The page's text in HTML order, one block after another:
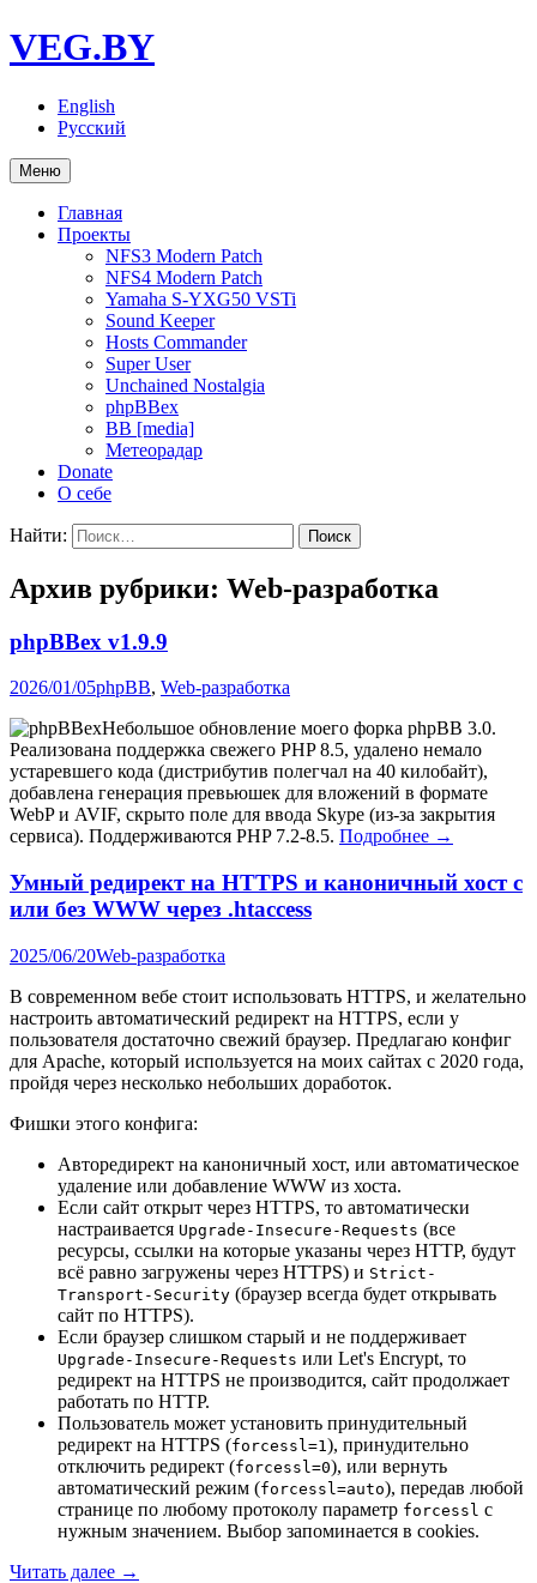
VEG.BY
English
Русский
Меню
Главная
Проекты
NFS3 Modern Patch
NFS4 Modern Patch
Yamaha S-YXG50 VSTi
Sound Keeper
Hosts Commander
Super User
Unchained Nostalgia
phpBBex
BB [media]
Метеорадар
Donate
О себе
Найти:
Архив рубрики: Web-разработка
phpBBex v1.9.9
2026/01/05phpBB, Web-разработка
Небольшое обновление моего форка phpBB 3.0.
Реализована поддержка свежего PHP 8.5, удалено немало
устаревшего кода (дистрибутив полегчал на 40 килобайт),
добавлена генерация превьюшек для вложений в формате
WebP и AVIF, скрыто поле для ввода Skype (из-за закрытия
сервиса). Поддерживаются PHP 7.2-8.5. Подробнее →
Умный редирект на HTTPS и каноничный хост с
или без WWW через .htaccess
2025/06/20Web-разработка
В современном вебе стоит использовать HTTPS, и желательно
настроить автоматический редирект на HTTPS, если у
пользователя достаточно свежий браузер. Предлагаю конфиг
для Apache, который используется на моих сайтах с 2020 года,
пройдя через несколько небольших доработок.
Фишки этого конфига:
Авторедирект на каноничный хост, или автоматическое
удаление или добавление WWW из хоста.
Если сайт открыт через HTTPS, то автоматически
настраивается Upgrade-Insecure-Requests (все
ресурсы, ссылки на которые указаны через HTTP, будут
всё равно загружены через HTTPS) и Strict-
Transport-Security (браузер всегда будет открывать
сайт по HTTPS).
Если браузер слишком старый и не поддерживает
Upgrade-Insecure-Requests или Let's Encrypt, то
редирект на HTTPS не производится, сайт продолжает
работать по HTTP.
Пользователь может установить принудительный
редирект на HTTPS (forcessl=1 ), принудительно
отключить редирект (forcessl=0), или вернуть
автоматический режим (forcessl=auto), передав любой
странице по любому протоколу параметр forcessl с
нужным значением. Выбор запоминается в cookies.
Читать далее →